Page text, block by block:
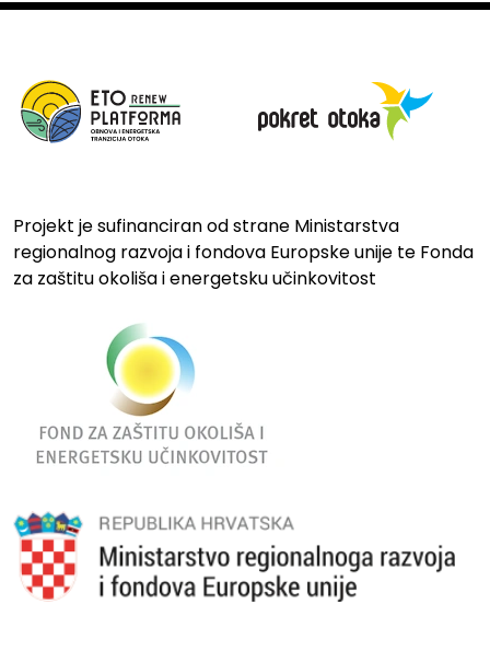
Projekt je sufinanciran od strane Ministarstva
regionalnog razvoja i fondova Europske unije te Fonda
za zaštitu okoliša i energetsku učinkovitost